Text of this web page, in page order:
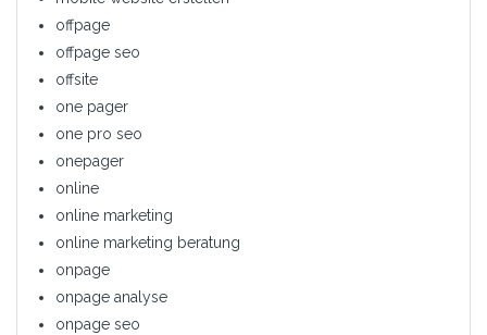
offpage
offpage seo
offsite
one pager
one pro seo
onepager
online
online marketing
online marketing beratung
onpage
onpage analyse
onpage seo